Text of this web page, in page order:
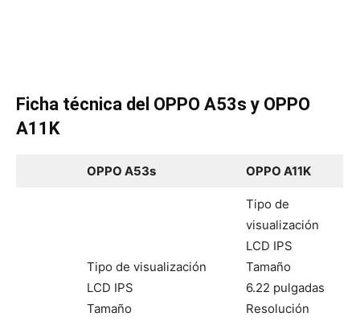
Ficha técnica del OPPO A53s y OPPO
A11K
OPPO A53s OPPO A11K
Tipo de visualización
LCD IPS
Tamaño
Tipo de
visualización
LCD IPS
Tamaño
6.22 pulgadas
Resolución